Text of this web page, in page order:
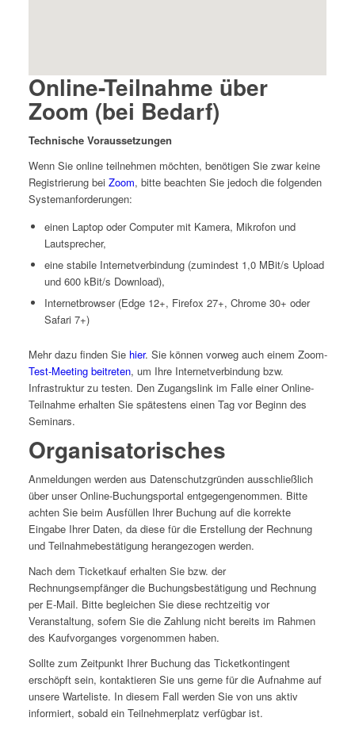
Online-Teilnahme über
Zoom (bei Bedarf)
Technische Voraussetzungen
Wenn Sie online teilnehmen möchten, benötigen Sie zwar keine
Registrierung bei Zoom, bitte beachten Sie jedoch die folgenden
Systemanforderungen:
einen Laptop oder Computer mit Kamera, Mikrofon und
Lautsprecher,
eine stabile Internetverbindung (zumindest 1,0 MBit/s Upload
und 600 kBit/s Download),
Internetbrowser (Edge 12+, Firefox 27+, Chrome 30+ oder
Safari 7+)
Mehr dazu finden Sie hier. Sie können vorweg auch einem Zoom-
Test-Meeting beitreten, um Ihre Internetverbindung bzw.
Infrastruktur zu testen. Den Zugangslink im Falle einer Online-
Teilnahme erhalten Sie spätestens einen Tag vor Beginn des
Seminars.
Organisatorisches
Anmeldungen werden aus Datenschutzgründen ausschließlich
über unser Online-Buchungsportal entgegengenommen. Bitte
achten Sie beim Ausfüllen Ihrer Buchung auf die korrekte
Eingabe Ihrer Daten, da diese für die Erstellung der Rechnung
und Teilnahmebestätigung herangezogen werden.
Nach dem Ticketkauf erhalten Sie bzw. der
Rechnungsempfänger die Buchungsbestätigung und Rechnung
per E-Mail. Bitte begleichen Sie diese rechtzeitig vor
Veranstaltung, sofern Sie die Zahlung nicht bereits im Rahmen
des Kaufvorganges vorgenommen haben.
Sollte zum Zeitpunkt Ihrer Buchung das Ticketkontingent
erschöpft sein, kontaktieren Sie uns gerne für die Aufnahme auf
unsere Warteliste. In diesem Fall werden Sie von uns aktiv
informiert, sobald ein Teilnehmerplatz verfügbar ist.